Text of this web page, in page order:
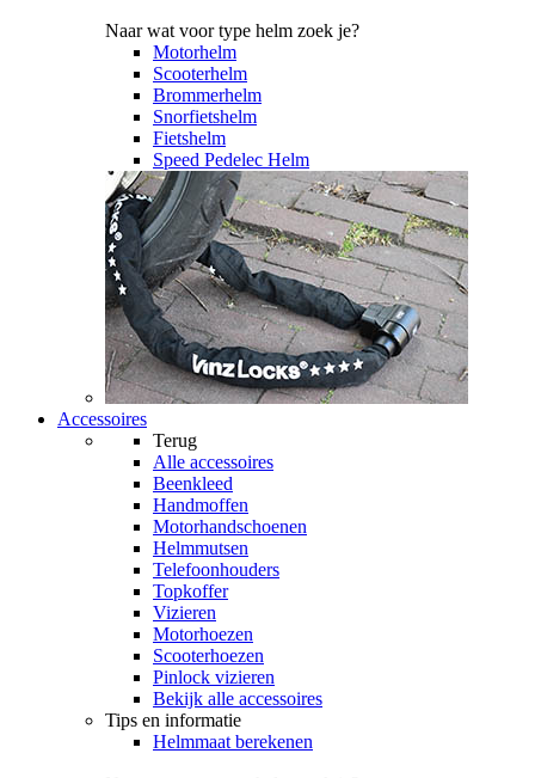
Naar wat voor type helm zoek je?
Motorhelm
Scooterhelm
Brommerhelm
Snorfietshelm
Fietshelm
Speed Pedelec Helm
Accessoires
Terug
Alle accessoires
Beenkleed
Handmoffen
Motorhandschoenen
Helmmutsen
Telefoonhouders
Topkoffer
Vizieren
Motorhoezen
Scooterhoezen
Pinlock vizieren
Bekijk alle accessoires
Tips en informatie
Helmmaat berekenen